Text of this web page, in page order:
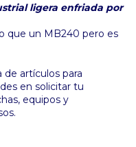
ligera enfriada por
que un MB240 pero es
de artículos para
en solicitar tu
equipos y